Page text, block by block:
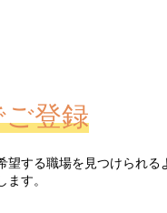
登録
望する職場を見つけられる
ます。